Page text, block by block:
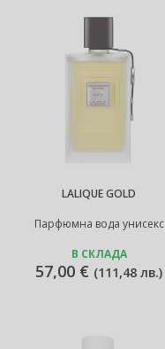
LALIQUE GOLD
Парфюмна вода унисекс
В СКЛАДА
57,00 € (111,48 лв.)